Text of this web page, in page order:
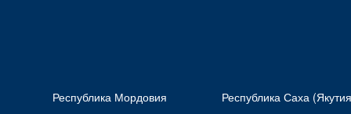
Республика Мордовия Республика Саха